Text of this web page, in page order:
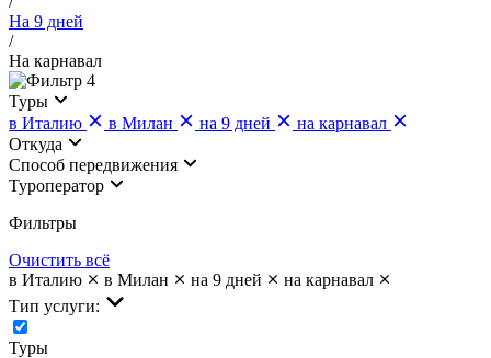
На 9 дней
/
На карнавал
4
Туры
в Италию
в Милан на 9 дней
на карнавал
Откуда
Cпособ передвижения
Туроператор
Фильтры
Очистить всё
в Италию
в Милан на 9 дней
на карнавал
Тип услуги:
Туры